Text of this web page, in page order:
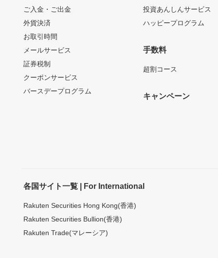
ご入金・ご出金
外貨決済
お取引時間
メールサービス
証券税制
クーポンサービス
バースデープログラム
投資あんしんサービス
ハッピープログラム
手数料
超割コース
キャンペーン
各国サイト一覧 | For International
Rakuten Securities Hong Kong(香港)
Rakuten Securities Bullion(香港)
Rakuten Trade(マレーシア)